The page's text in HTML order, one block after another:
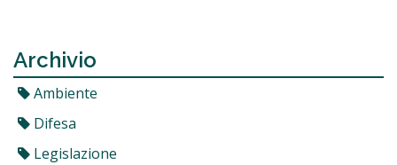
Archivio
Ambiente
Difesa
Legislazione